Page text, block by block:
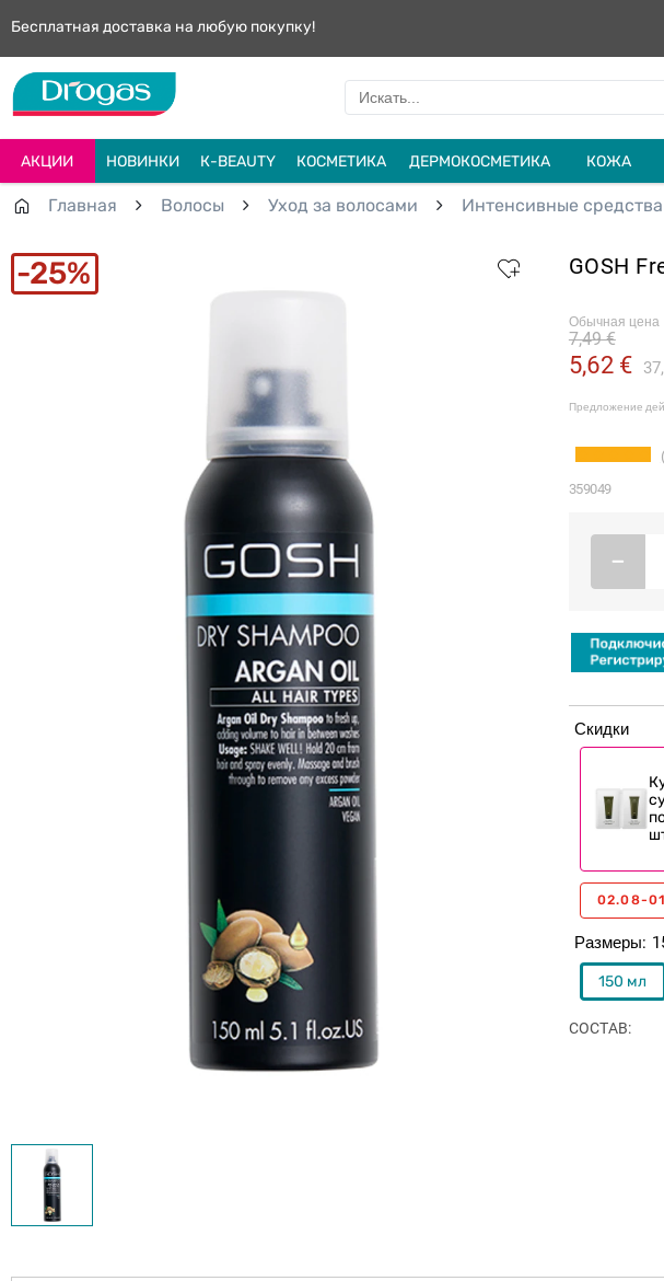
Бесплатная доставка на любую покупку!
АКЦИИ НОВИНКИ К-BEAUTY КОСМЕТИКА ДЕРМОКОСМЕТИКА КОЖА
Главная Волосы Уход за волосами Интенсивные
25% GOSH
Обычная цена
5,62 €
7,49 €
Предложение
359049
Размеры
150 мл
–
Скидки
02.08-
COCTAB